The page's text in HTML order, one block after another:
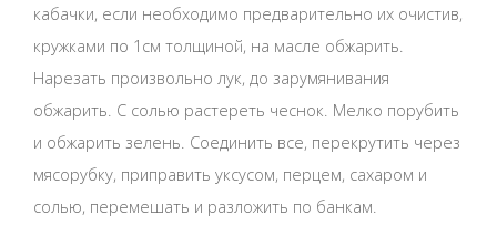
кабачки, если необходимо предварительно их очистив,
кружками по 1см толщиной, на масле обжарить.
Нарезать произвольно лук, до зарумянивания
обжарить. С солью растереть чеснок. Мелко порубить
и обжарить зелень. Соединить все, перекрутить через
мясорубку, приправить уксусом, перцем, сахаром и
солью, перемешать и разложить по банкам.